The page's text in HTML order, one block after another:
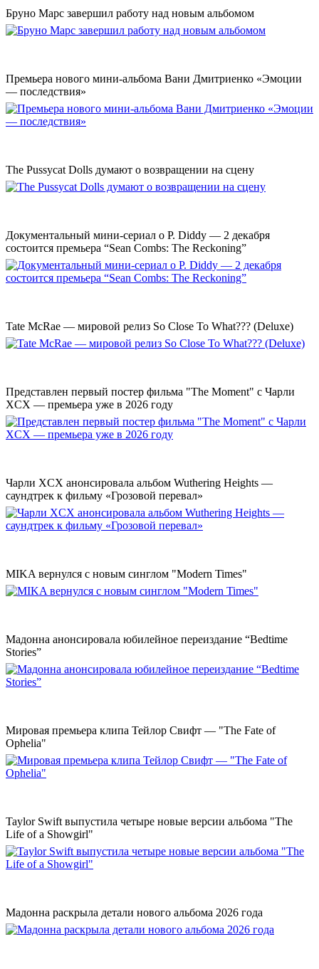
Бруно Марс завершил работу над новым альбомом
Премьера нового мини-альбома Вани Дмитриенко «Эмоции
— последствия»
The Pussycat Dolls думают о возвращении на сцену
Документальный мини-сериал о P. Diddy — 2 декабря
состоится премьера “Sean Combs: The Reckoning”
Tate McRae — мировой релиз So Close To What??? (Deluxe)
Представлен первый постер фильма "The Moment" с Чарли
XCX — премьера уже в 2026 году
Чарли XCX анонсировала альбом Wuthering Heights —
саундтрек к фильму «Грозовой перевал»
MIKA вернулся с новым синглом "Modern Times"
Мадонна анонсировала юбилейное переиздание “Bedtime
Stories”
Мировая премьера клипа Тейлор Свифт — "The Fate of
Ophelia"
Taylor Swift выпустила четыре новые версии альбома "The
Life of a Showgirl"
Мадонна раскрыла детали нового альбома 2026 года